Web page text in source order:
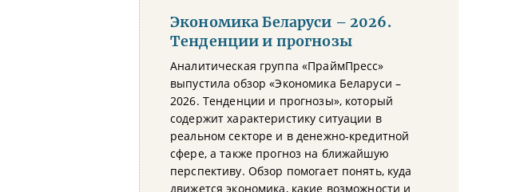
Экономика Беларуси – 2026.
Тенденции и прогнозы
Аналитическая группа «ПраймПресс»
выпустила обзор «Экономика Беларуси –
2026. Тенденции и прогнозы», который
содержит характеристику ситуации в
реальном секторе и в денежно-кредитной
сфере, а также прогноз на ближайшую
перспективу. Обзор помогает понять, куда
движется экономика, какие возможности и